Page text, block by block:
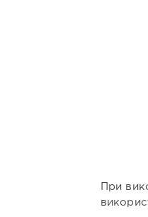
При